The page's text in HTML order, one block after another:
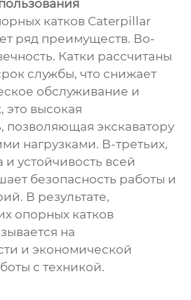
катков Caterpillar
ряд преимуществ. Во-
Катки рассчитаны
службы, что снижает
обслуживание и
это высокая
позволяющая экскаватору
нагрузками. В-третьих,
и устойчивость всей
безопасность работы и
В результате,
опорных катков
на
и экономической
с техникой.